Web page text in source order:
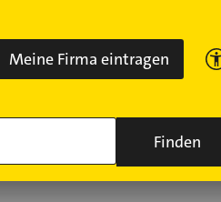
Meine Firma eintragen
Finden